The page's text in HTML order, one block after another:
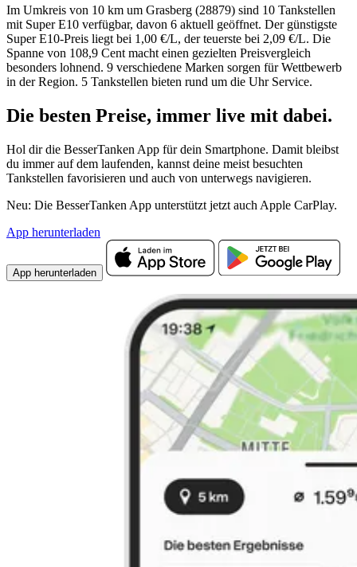
Im Umkreis von 10 km um Grasberg (28879) sind 10 Tankstellen
mit Super E10 verfügbar, davon 6 aktuell geöffnet. Der günstigste
Super E10-Preis liegt bei 1,00 €/L, der teuerste bei 2,09 €/L. Die
Spanne von 108,9 Cent macht einen gezielten Preisvergleich
besonders lohnend. 9 verschiedene Marken sorgen für Wettbewerb
in der Region. 5 Tankstellen bieten rund um die Uhr Service.
Die besten Preise, immer live mit dabei.
Hol dir die BesserTanken App für dein Smartphone. Damit bleibst
du immer auf dem laufenden, kannst deine meist besuchten
Tankstellen favorisieren und auch von unterwegs navigieren.
Neu: Die BesserTanken App unterstützt jetzt auch Apple CarPlay.
App herunterladen
App herunterladen